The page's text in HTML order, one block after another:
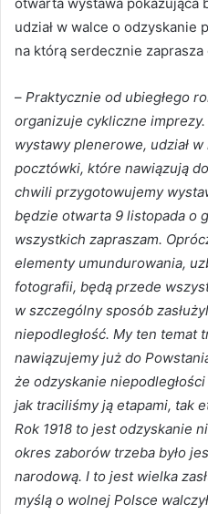
udział w walce o odzyskanie
na którą serdecznie
– Praktycznie od ubiegłego
organizuje cykliczne
wystawy plenerowe, udział
pocztówki, które nawiązują
chwili przygotowujemy
będzie otwarta 9 listopada o
wszystkich zapraszam.
elementy umundurowania,
fotografii, będą przede
w szczególny sposób
niepodległość. My ten temat
nawiązujemy już do
że odzyskanie
jak traciliśmy ją etapami, tak
Rok 1918 to jest odzyskanie
okres zaborów trzeba było
narodową. I to jest wielka
myślą o wolnej Polsce